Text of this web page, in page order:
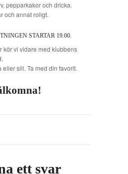
pepparkakor och dricka.
och annat roligt.
STARTAR 19.00.
kör vi vidare med klubbens
eller sill. Ta med din favorit.
ett svar